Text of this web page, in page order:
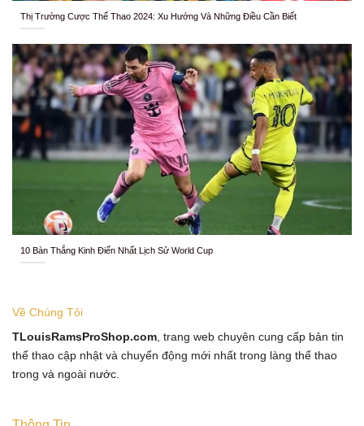
Về Chúng Tôi
TLouisRamsProShop.com, trang web chuyên cung cấp bản tin
thể thao cập nhật và chuyển động mới nhất trong làng thể thao
trong và ngoài nước.
Thị Trường Cược Thể Thao 2024: Xu Hướng Và Những Điều Cần Biết
10 Bàn Thắng Kinh Điển Nhất Lịch Sử World Cup